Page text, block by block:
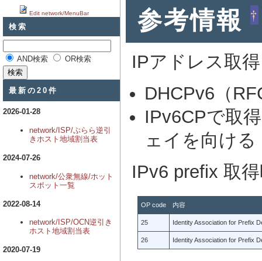
Edit network/MenuBar
検索
AND検索 OR検索
最新の20件
2026-01-28
network/ISP/ぷらら逆引
きホスト地域割当表
2024-07-26
network/公衆無線/ホット
スポット一覧
2022-08-14
network/ISP/OCN逆引き
ホスト地域割当表
2020-07-19
参考情報 †
IPアドレス取
DHCPv6（
IPv6CPで取
ェイを向ける
IPv6 prefix 取
OP code 内容
25 Identity Association for Prefix
26 Identity Association for Prefix